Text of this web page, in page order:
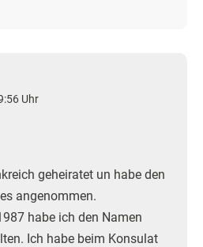
Uhr
geheiratet un habe den
angenommen.
habe ich den Namen
Ich habe beim Konsulat